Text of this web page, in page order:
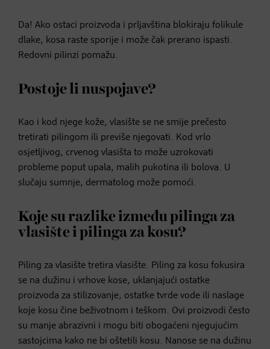
Da! Ako ostaci proizvoda i prljavština blokiraju folikule
dlake, kosa raste sporije i može čak prerano ispasti.
Redovni pilinzi pomažu.
Postoje li nuspojave?
Kao i kod njege kože, vlasište se ne smije prečesto
tretirati pilingom ili previše njegovati. Kod vrlo
osjetljivog, crvenog vlasišta to može uzrokovati
probleme poput upala, malih pukotina ili bolova. U
slučaju sumnje, dermatolog može pomoći.
Koje su razlike između pilinga za
vlasište i pilinga za kosu?
Piling za vlasište tretira vlasište. Piling za kosu fokusira
se na dužinu i vrhove kose, uklanjajući ostatke
proizvoda za stilizovanje, ostatke tvrde vode ili naslage
koje kosu čine beživotnom i teškom. Ovi proizvodi često
su manje abrazivni i mogu biti obogaćeni njegujućim
sastojcima kako ne bi oštetili kosu. Nanose se na dužinu